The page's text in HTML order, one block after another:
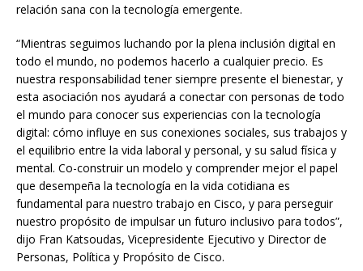
relación sana con la tecnología emergente.
“Mientras seguimos luchando por la plena inclusión digital en
todo el mundo, no podemos hacerlo a cualquier precio. Es
nuestra responsabilidad tener siempre presente el bienestar, y
esta asociación nos ayudará a conectar con personas de todo
el mundo para conocer sus experiencias con la tecnología
digital: cómo influye en sus conexiones sociales, sus trabajos y
el equilibrio entre la vida laboral y personal, y su salud física y
mental. Co-construir un modelo y comprender mejor el papel
que desempeña la tecnología en la vida cotidiana es
fundamental para nuestro trabajo en Cisco, y para perseguir
nuestro propósito de impulsar un futuro inclusivo para todos”,
dijo Fran Katsoudas, Vicepresidente Ejecutivo y Director de
Personas, Política y Propósito de Cisco.